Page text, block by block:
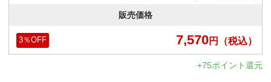
販売価格
7,570円 （税込）
3％OFF
+75ポイント還元